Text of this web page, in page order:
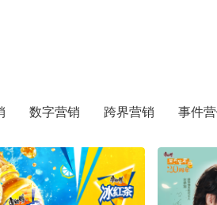
数字营销 跨界营销 事件